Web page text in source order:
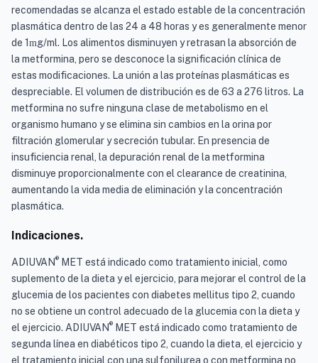
recomendadas se alcanza el estado estable de la concentración
plasmática dentro de las 24 a 48 horas y es generalmente menor
de 1 mg/ml. Los alimentos disminuyen y retrasan la absorción de
la metformina, pero se desconoce la significación clínica de
estas modificaciones. La unión a las proteínas plasmáticas es
despreciable. El volumen de distribución es de 63 a 276 litros. La
metformina no sufre ninguna clase de metabolismo en el
organismo humano y se elimina sin cambios en la orina por
filtración glomerular y secreción tubular. En presencia de
insuficiencia renal, la depuración renal de la metformina
disminuye proporcionalmente con el clearance de creatinina,
aumentando la vida media de eliminación y la concentración
plasmática.
Indicaciones.
ADIUVAN® MET está indicado como tratamiento inicial, como
suplemento de la dieta y el ejercicio, para mejorar el control de la
glucemia de los pacientes con diabetes mellitus tipo 2, cuando
no se obtiene un control adecuado de la glucemia con la dieta y
el ejercicio. ADIUVAN® MET está indicado como tratamiento de
segunda línea en diabéticos tipo 2, cuando la dieta, el ejercicio y
el tratamiento inicial con una sulfonilurea o con metformina no